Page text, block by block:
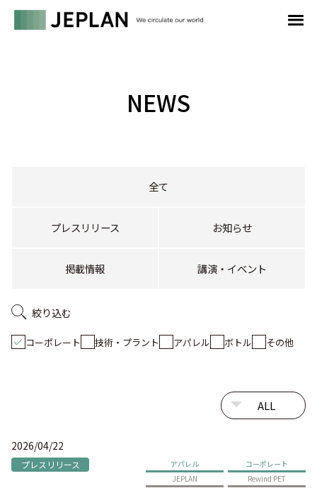
NEWS
全て
プレスリリース お知らせ
掲載情報 講演・イベント
絞り込む
コーポレート 技術・プラント アパレル ボトル その他
2026/04/22
プレスリリース アパレル
コーポレート
JEPLAN
Rewind PET